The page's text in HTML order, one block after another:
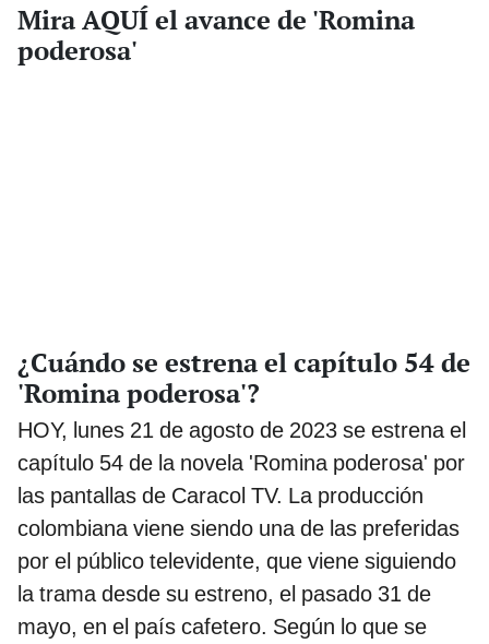
Mira AQUÍ el avance de 'Romina
poderosa'
¿Cuándo se estrena el capítulo 54 de
'Romina poderosa'?
HOY, lunes 21 de agosto de 2023 se estrena el
capítulo 54 de la novela 'Romina poderosa' por
las pantallas de Caracol TV. La producción
colombiana viene siendo una de las preferidas
por el público televidente, que viene siguiendo
la trama desde su estreno, el pasado 31 de
mayo, en el país cafetero. Según lo que se